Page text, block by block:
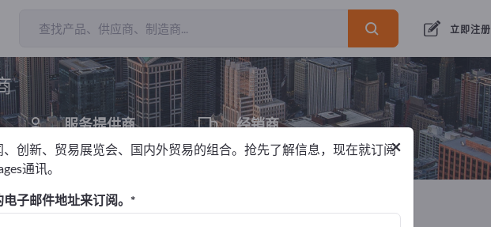
立即注册
服务提供商
13
经销商
7
出口商 服务提供商13
×
、创新、贸易展览会、国内外贸易的组合。抢先了解信息，现在就订阅
通讯。
子邮件地址来订阅。